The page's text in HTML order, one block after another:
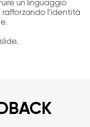
un linguaggio
l’identità